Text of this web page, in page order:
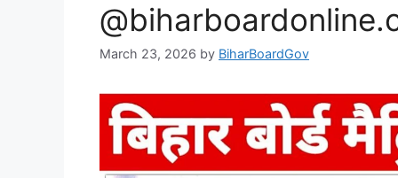
March 23, 2026 by BiharBoardGov